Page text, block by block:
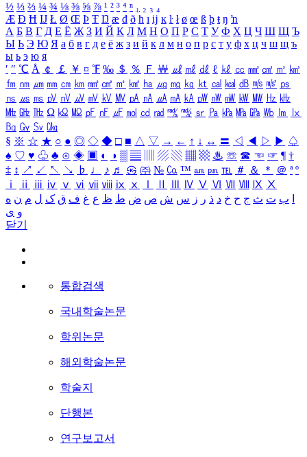
½ ⅓ ⅔ ¼ ¾ ⅛ ⅜ ⅝ ⅞ ¹ ² ³ ⁴ ⁿ ₁ ₂ ₃ ₄
Æ Ð Ħ Ĳ Ł Ø Œ Þ Ŧ Ŋ æ đ ð ħ ı ĳ ĸ ŀ ł ø œ ß þ ŧ ŋ ŉ
А Б В Г Д Е Ё Ж З И Й К Л М Н О П Р С Т У Ф Х Ц Ч Ш Щ Ъ
Ы Ь Э Ю Я а б в г д е ё ж з и й к л м н о п р с т у ф х ц ч ш щ ъ
ы ь э ю я
′ ″ ℃ Å ￠ ￡ ￥ ¤ ℉ ‰ ＄ ％ Ｆ ￦ ㎕ ㎖ ㎗ ℓ ㎘ ㏄ ㎣ ㎤ ㎥ ㎦
㎙ ㎚ ㎛ ㎜ ㎝ ㎞ ㎟ ㎠ ㎡ ㎢ ㏊ ㎍ ㎎ ㎏ ㏏ ㎈ ㎉ ㏈ ㎧ ㎨ ㎰
㎱ ㎲ ㎳ ㎴ ㎵ ㎶ ㎷ ㎸ ㎹ ㎀ ㎁ ㎂ ㎃ ㎄ ㎺ ㎻ ㎽ ㎾ ㎿ ㎐ ㎑
㎒ ㎓ ㎔ Ω ㏀ ㏁ ㎊ ㎋ ㎌ ㏖ ㏅ ㎭ ㎮ ㎯ ㏛ ㎩ ㎪ ㎫ ㎬ ㏝ ㏐
㏓
㏃ ㏉ ㏜ ㏆
§ ※ ☆ ★ ○ ● ◎ ◇ ◆ □ ■ △ ▽ → ← ↑ ↓ ↔ 〓 ◁ ◀ ▷ ▶ ♤
♠ ♡ ♥ ♧ ♣ ⊙ ◈ ▣ ◐ ◑ ▒ ▤ ▨ ▧ ▦ ▩ ♨ ☏ ☎ ☜ ☞ ¶ †
‡ ↕ ↗ ↙ ↖ ↘ ♭ ♩ ♪ ♬ ㉿ ㈜ № ㏇ ™ ㏂ ㏘ ℡ ＃ ＆ ＊ ＠ ª º
ⅰ
ⅱ ⅲ ⅳ ⅴ ⅵ ⅶ ⅷ ⅸ ⅹ Ⅳ Ⅴ Ⅵ Ⅶ Ⅷ Ⅸ Ⅹ
ب ت ث ج ح خ د ذ ر ز س ش ص ض ط ظ ع غ ف ق ک ل م ن ه
و ی
닫기
통합검색
국내학술논문
학위논문
해외학술논문
학술지
단행본
연구보고서